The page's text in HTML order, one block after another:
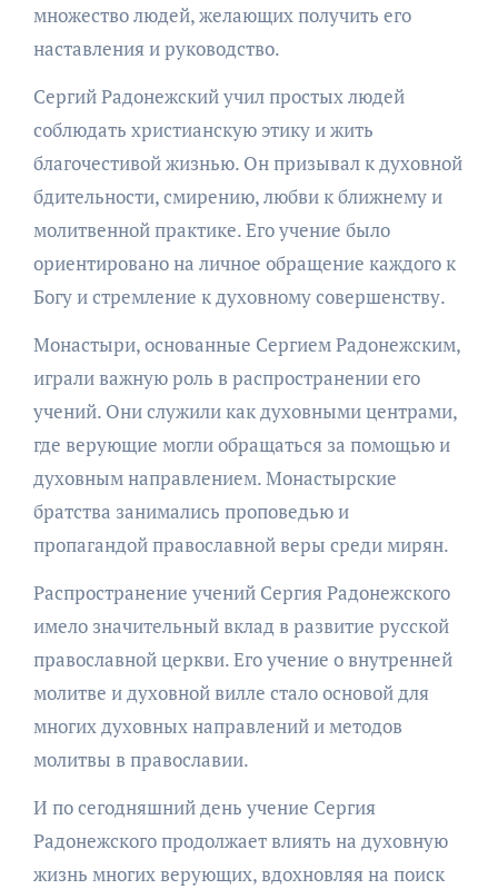
множество людей, желающих получить его
наставления и руководство.
Сергий Радонежский учил простых людей
соблюдать христианскую этику и жить
благочестивой жизнью. Он призывал к духовной
бдительности, смирению, любви к ближнему и
молитвенной практике. Его учение было
ориентировано на личное обращение каждого к
Богу и стремление к духовному совершенству.
Монастыри, основанные Сергием Радонежским,
играли важную роль в распространении его
учений. Они служили как духовными центрами,
где верующие могли обращаться за помощью и
духовным направлением. Монастырские
братства занимались проповедью и
пропагандой православной веры среди мирян.
Распространение учений Сергия Радонежского
имело значительный вклад в развитие русской
православной церкви. Его учение о внутренней
молитве и духовной вилле стало основой для
многих духовных направлений и методов
молитвы в православии.
И по сегодняшний день учение Сергия
Радонежского продолжает влиять на духовную
жизнь многих верующих, вдохновляя на поиск